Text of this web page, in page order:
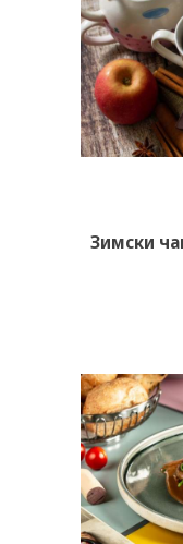
ПРЕПОРАКИ
СОВЕТИ
СПИСАНИЕ
КАРИЕРА
Зимски